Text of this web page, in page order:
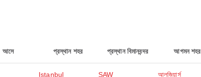
আসে প্রস্থান শহর প্রস্থান বিমানবন্দর আগমন শহর
Istanbul SAW আলজিয়ার্স